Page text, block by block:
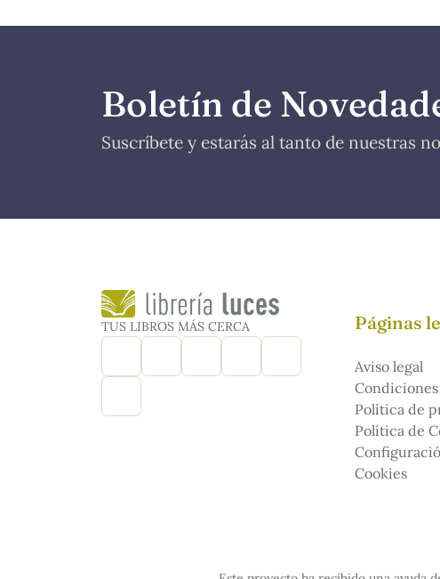
Boletín de
Suscríbete y estarás al tanto de nuestras
TUS LIBROS MÁS CERCA Páginas
Aviso legal
Política de
Política de
Cookies